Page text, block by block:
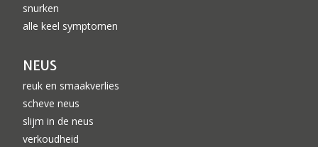
snurken
alle keel symptomen
NEUS
reuk en smaakverlies
scheve neus
slijm in de neus
verkoudheid